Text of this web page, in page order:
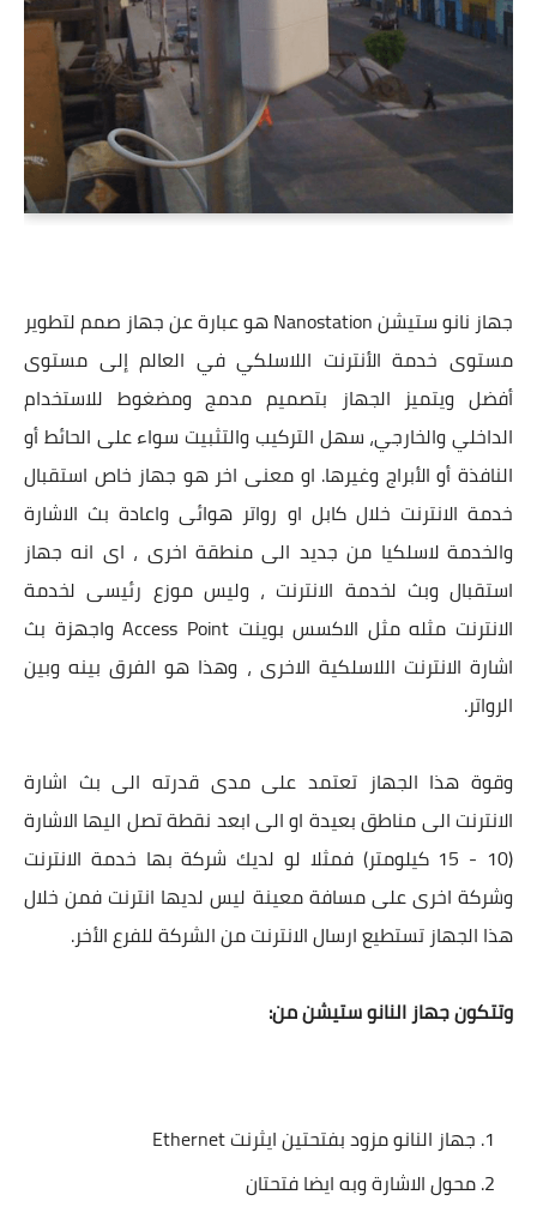
جهاز نانو ستيشن Nanostation هو عبارة عن جهاز صمم لتطوير
مستوى خدمة الأنترنت اللاسلكي في العالم إلى مستوى
أفضل ويتميز الجهاز بتصميم مدمج ومضغوط للاستخدام
الداخلي والخارجي، سهل التركيب والتثبيت سواء على الحائط أو
النافذة أو الأبراج وغيرها. او معنى اخر هو جهاز خاص استقبال
خدمة الانترنت خلال كابل او رواتر هوائى واعادة بث الاشارة
والخدمة لاسلكيا من جديد الى منطقة اخرى ، اى انه جهاز
استقبال وبث لخدمة الانترنت ، وليس موزع رئيسى لخدمة
الانترنت مثله مثل الاكسس بوينت Access Point واجهزة بث
اشارة الانترنت اللاسلكية الاخرى ، وهذا هو الفرق بينه وبين
الرواتر.
وقوة هذا الجهاز تعتمد على مدى قدرته الى بث اشارة
الانترنت الى مناطق بعيدة او الى ابعد نقطة تصل اليها الاشارة
(10 - 15 كيلومتر)
فمثلا لو لديك شركة بها خدمة الانترنت
وشركة اخرى على مسافة معينة ليس لديها انترنت فمن خلال
هذا الجهاز تستطيع ارسال الانترنت من الشركة للفرع الأخر.
وتتكون جهاز النانو ستيشن من:
جهاز النانو مزود بفتحتين ايثرنت Ethernet
محول الاشارة وبه ايضا فتحتان